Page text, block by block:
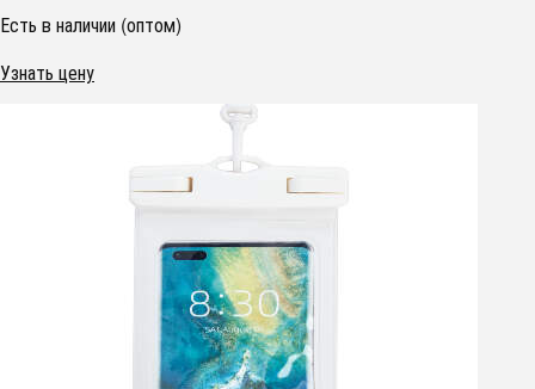
Есть в наличии (оптом)
Узнать цену